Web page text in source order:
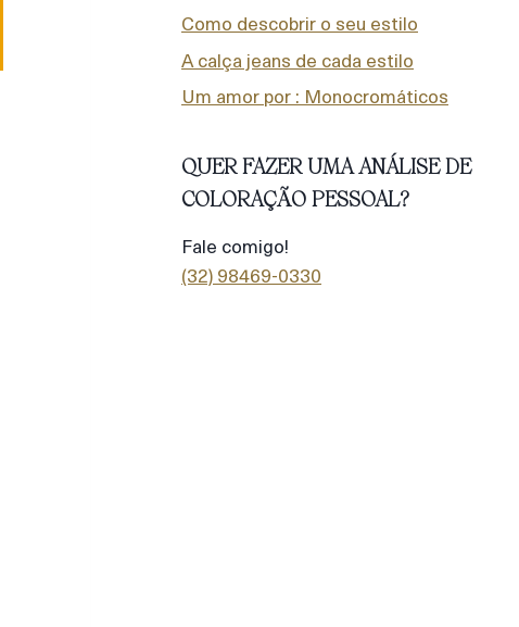
Como descobrir o seu estilo
A calça jeans de cada estilo
Um amor por : Monocromáticos
QUER FAZER UMA ANÁLISE DE
COLORAÇÃO PESSOAL?
Fale comigo!
(32) 98469-0330